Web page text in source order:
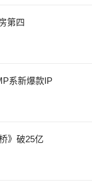
第四
系新爆款IP
》破25亿